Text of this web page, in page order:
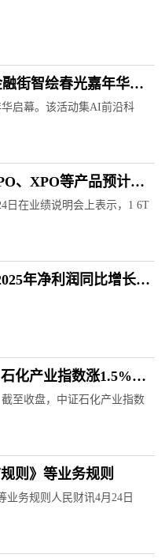
街智绘春光嘉年华开
启幕。该活动集AI前沿科
、XPO等产品预计会
开始量产
日在业绩说明会上表示，1 6T
年净利润同比增长
化产业指数涨1.5%，
）成交放量
至收盘，中证石化产业指数
则》等业务规则
务规则人民财讯4月24日